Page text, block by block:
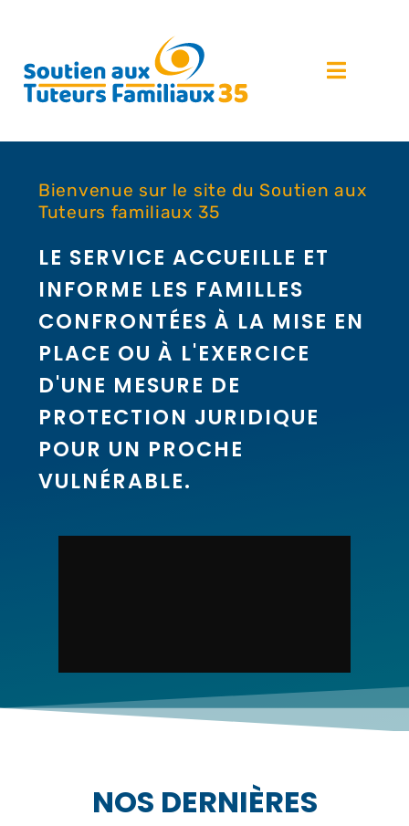
Bienvenue sur le site du Soutien aux
Tuteurs familiaux 35
LE SERVICE ACCUEILLE ET
INFORME LES FAMILLES
CONFRONTÉES À LA MISE EN
PLACE OU À L'EXERCICE
D'UNE MESURE DE
PROTECTION JURIDIQUE
POUR UN PROCHE
VULNÉRABLE.
NOS DERNIÈRES